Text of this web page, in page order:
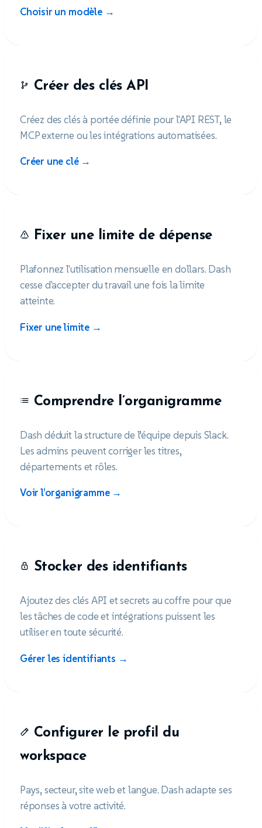
Choisir un modèle →
Créer des clés API
Créez des clés à portée définie pour l'API REST, le
MCP externe ou les intégrations automatisées.
Créer une clé →
Fixer une limite de dépense
Plafonnez l'utilisation mensuelle en dollars. Dash
cesse d'accepter du travail une fois la limite
atteinte.
Fixer une limite →
Comprendre l’organigramme
Dash déduit la structure de l’équipe depuis Slack.
Les admins peuvent corriger les titres,
départements et rôles.
Voir l’organigramme →
Stocker des identifiants
Ajoutez des clés API et secrets au coffre pour que
les tâches de code et intégrations puissent les
utiliser en toute sécurité.
Gérer les identifiants →
Configurer le profil du
workspace
Pays, secteur, site web et langue. Dash adapte ses
réponses à votre activité.